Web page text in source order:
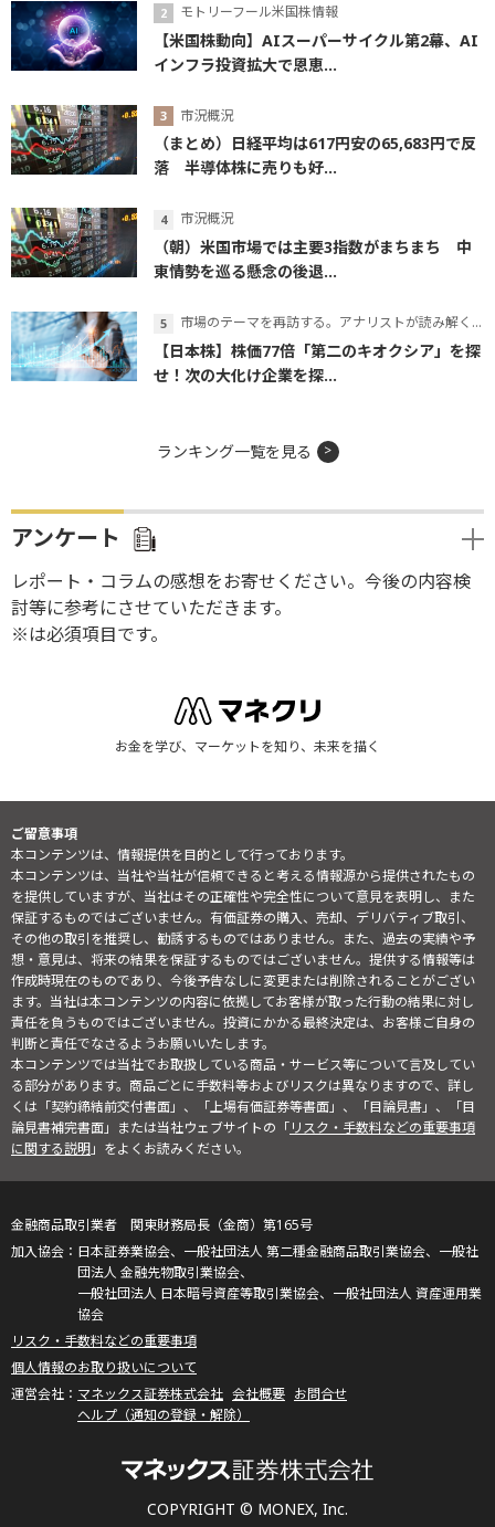
モトリーフール米国株情報
【米国株動向】AIスーパーサイクル第2幕、AI
インフラ投資拡大で恩恵...
市況概況
（まとめ）日経平均は617円安の65,683円で反
落 半導体株に売りも好...
市況概況
（朝）米国市場では主要3指数がまちまち 中
東情勢を巡る懸念の後退...
市場のテーマを再訪する。アナリストが読み解くテーマの本質
【日本株】株価77倍「第二のキオクシア」を探
せ！次の大化け企業を探...
ランキング一覧を見る
アンケート
レポート・コラムの感想をお寄せください。今後の内容検
討等に参考にさせていただきます。
※は必須項目です。
お金を学び、マーケットを知り、未来を描く
ご留意事項
本コンテンツは、情報提供を目的として行っております。
本コンテンツは、当社や当社が信頼できると考える情報源から提供されたもの
を提供していますが、当社はその正確性や完全性について意見を表明し、また
保証するものではございません。有価証券の購入、売却、デリバティブ取引、
その他の取引を推奨し、勧誘するものではありません。また、過去の実績や予
想・意見は、将来の結果を保証するものではございません。提供する情報等は
作成時現在のものであり、今後予告なしに変更または削除されることがござい
ます。当社は本コンテンツの内容に依拠してお客様が取った行動の結果に対し
責任を負うものではございません。投資にかかる最終決定は、お客様ご自身の
判断と責任でなさるようお願いいたします。
本コンテンツでは当社でお取扱している商品・サービス等について言及してい
る部分があります。商品ごとに手数料等およびリスクは異なりますので、詳し
くは「契約締結前交付書面」、「上場有価証券等書面」、「目論見書」、「目
論見書補完書面」または当社ウェブサイトの「リスク・手数料などの重要事項
に関する説明」をよくお読みください。
COPYRIGHT © MONEX, Inc.
金融商品取引業者 関東財務局長（金商）第165号
日本証券業協会、一般社団法人 第二種金融商品取引業協会、一般社
団法人 金融先物取引業協会、
一般社団法人 日本暗号資産等取引業協会、一般社団法人 資産運用業
協会
リスク・手数料などの重要事項
個人情報のお取り扱いについて
マネックス証券株式会社 会社概要 お問合せ
ヘルプ（通知の登録・解除）